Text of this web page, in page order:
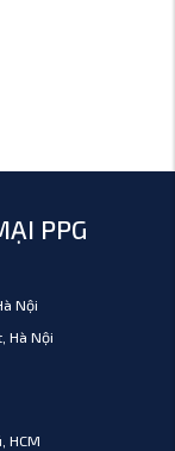
PPG
Nội
Hà Nội
HCM